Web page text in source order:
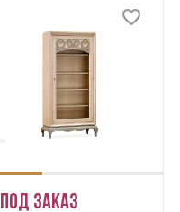
Под заказ